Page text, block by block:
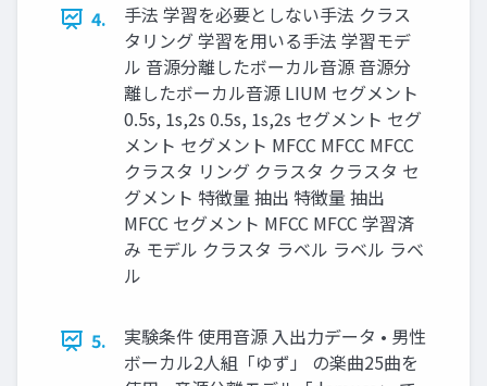
4.
手法 学習を必要としない手法 クラス
タリング 学習を用いる手法 学習モデ
ル 音源分離したボーカル音源 音源分
離したボーカル音源 LIUM セグメント
0.5s, 1s,2s 0.5s, 1s,2s セグメント セグ
メント セグメント MFCC MFCC MFCC
クラスタ リング クラスタ クラスタ セ
グメント 特徴量 抽出 特徴量 抽出
MFCC セグメント MFCC MFCC 学習済
み モデル クラスタ ラベル ラベル ラベ
ル
5.
実験条件 使用音源 入出力データ • 男性
ボーカル2人組「ゆず」 の楽曲25曲を